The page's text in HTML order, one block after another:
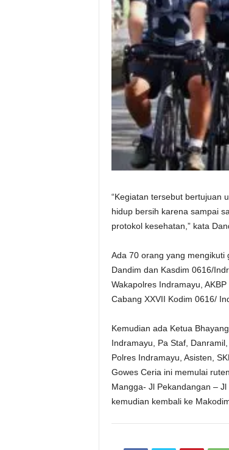
“Kegiatan tersebut bertujuan
hidup bersih karena sampai
protokol kesehatan,” kata
Ada 70 orang yang mengikuti
Dandim dan Kasdim 0616/
Wakapolres Indramayu,
Cabang XXVII Kodim 0616/
Kemudian ada Ketua
Indramayu, Pa Staf,
Polres Indramayu, Asisten,
Gowes Ceria ini memulai
Mangga- Jl Pekandangan –
kemudian kembali ke